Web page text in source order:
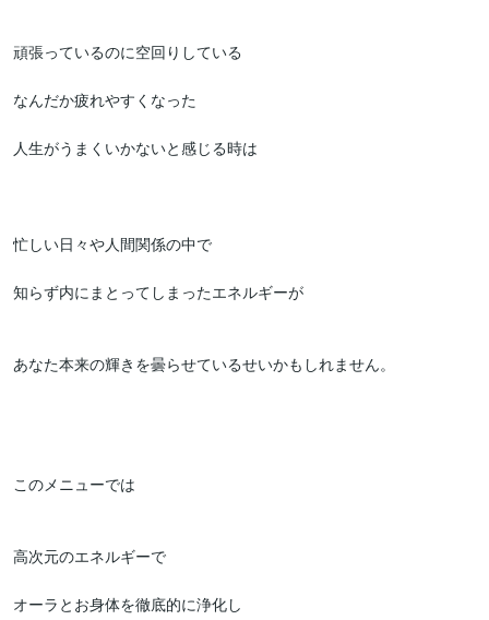
頑張っているのに空回りしている
なんだか疲れやすくなった
人生がうまくいかないと感じる時は
忙しい日々や人間関係の中で
知らず内にまとってしまったエネルギーが
あなた本来の輝きを曇らせているせいかもしれません。
このメニューでは
高次元のエネルギーで
オーラとお身体を徹底的に浄化し